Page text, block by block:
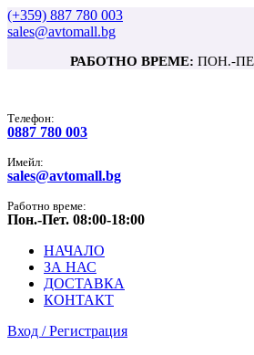
(+359) 887 780 003
sales@avtomall.bg
РАБОТНО ВРЕМЕ: ПОН.-
Tелефон:
0887 780 003
Имейл:
sales@avtomall.bg
Работно време:
Пон.-Пет. 08:00-18:00
НАЧАЛО
ЗА НАС
ДОСТАВКА
КОНТАКТ
Вход / Регистрация